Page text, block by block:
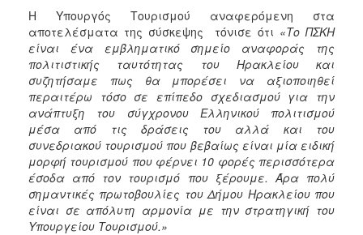
Η Υπουργός Τουρισμού αναφερόμενη στα
αποτελέσματα της σύσκεψης τόνισε ότι «Το ΠΣΚΗ
είναι ένα εμβληματικό σημείο αναφοράς της
πολιτιστικής ταυτότητας του Ηρακλείου και
συζητήσαμε πως θα μπορέσει να αξιοποιηθεί
περαιτέρω τόσο σε επίπεδο σχεδιασμού για την
ανάπτυξη του σύγχρονου Ελληνικού πολιτισμού
μέσα από τις δράσεις του αλλά και του
συνεδριακού τουρισμού που βεβαίως είναι μία ειδική
μορφή τουρισμού που φέρνει 10 φορές περισσότερα
έσοδα από τον τουρισμό που ξέρουμε. Άρα πολύ
σημαντικές πρωτοβουλίες του Δήμου Ηρακλείου που
είναι σε απόλυτη αρμονία με την στρατηγική του
Υπουργείου Τουρισμού.»